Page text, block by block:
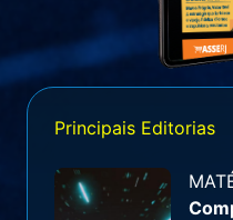
Principais Editorias